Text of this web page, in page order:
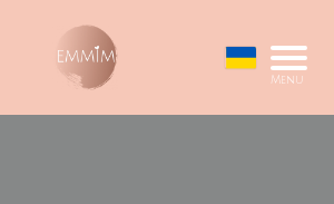
Menu